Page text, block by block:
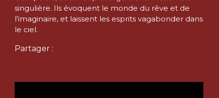
singulière. Ils évoquent le monde du rêve et de
l’imaginaire, et laissent les esprits vagabonder dans
le ciel.
Partager :